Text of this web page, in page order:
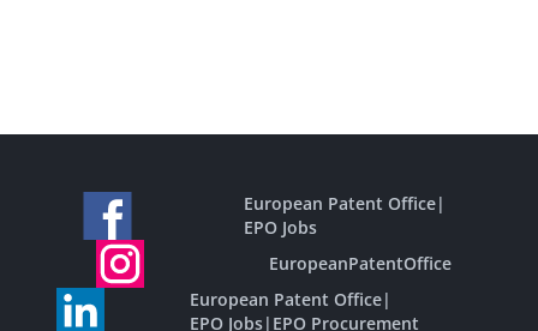
European Patent Office|
EPO Jobs
EuropeanPatentOffice
European Patent Office|
EPO Jobs| EPO Procurement